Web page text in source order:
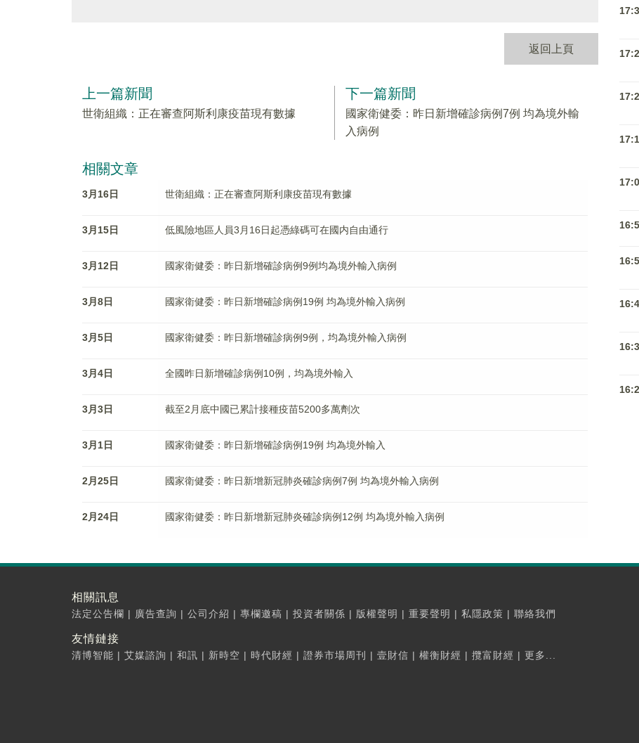
返回上頁
上一篇新聞
世衛組織：正在審查阿斯利康疫苗現有數據
下一篇新聞
國家衛健委：昨日新增確診病例7例 均為境外輸
入病例
相關文章
3月16日 世衛組織：正在審查阿斯利康疫苗現有數據
3月15日 低風險地區人員3月16日起憑綠碼可在國内自由通行
3月12日 國家衛健委：昨日新增確診病例9例均為境外輸入病例
3月8日 國家衛健委：昨日新增確診病例19例 均為境外輸入病例
3月5日 國家衛健委：昨日新增確診病例9例，均為境外輸入病例
3月4日 全國昨日新增確診病例10例，均為境外輸入
3月3日 截至2月底中國已累計接種疫苗5200多萬劑次
3月1日 國家衛健委：昨日新增確診病例19例 均為境外輸入
2月25日 國家衛健委：昨日新增新冠肺炎確診病例7例 均為境外輸入病例
2月24日 國家衛健委：昨日新增新冠肺炎確診病例12例 均為境外輸入病例
相關訊息
法定公告欄 | 廣告查詢 | 公司介紹 | 專欄邀稿 | 投資者關係 | 版權聲明 | 重要聲明 | 私隱政策 | 聯絡我們
友情鏈接
清博智能 | 艾媒諮詢 | 和訊 | 新時空 | 時代財經 | 證券市場周刊 | 壹財信 | 權衡財經 | 攬富財經 | 更多...